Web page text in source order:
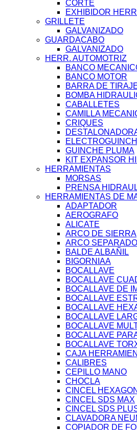
CORTE
EXHIBIDOR
GRILLETE
GALVANIZADO
GUARDACABO
GALVANIZADO
HERR. AUTOMOTRIZ
BANCO
BANCO MOTOR
BARRA DE
BOMBA
CABALLETES
CAMILLA
CRIQUES
GUINCHE PLUMA
KIT EXPANSOR
HERRAMIENTAS
MORSAS
PRENSA
HERRAMIENTAS DE
ADAPTADOR
AEROGRAFO
ALICATE
ARCO DE SIERRA
ARCO
BALDE ALBAÑIL
BIGORNIAA
BOCALLAVE
BOCALLAVE
BOCALLAVE DE
BOCALLAVE
BOCALLAVE
BOCALLAVE
BOCALLAVE
BOCALLAVE
BOCALLAVE
CAJA
CALIBRES
CEPILLO MANO
CHOCLA
CINCEL
CINCEL SDS MAX
CINCEL SDS
CLAVADORA
COPIADOR DE